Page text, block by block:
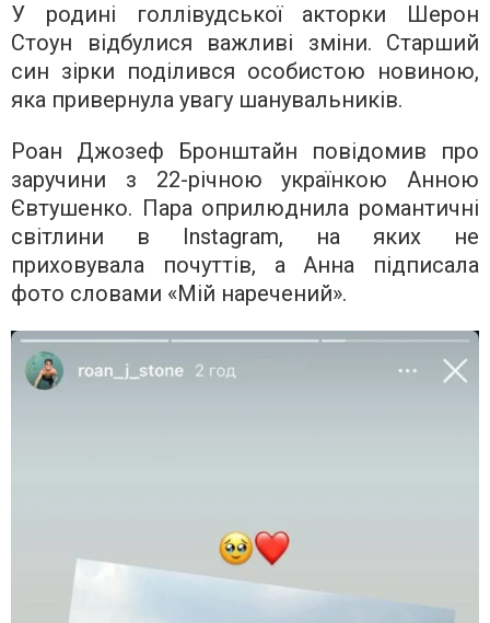
У родині голлівудської акторки Шерон
Стоун відбулися важливі зміни. Старший
син зірки поділився особистою новиною,
яка привернула увагу шанувальників.
Роан Джозеф Бронштайн повідомив про
заручини з 22-річною українкою Анною
Євтушенко. Пара оприлюднила романтичні
світлини в Instagram, на яких не
приховувала почуттів, а Анна підписала
фото словами «Мій наречений».